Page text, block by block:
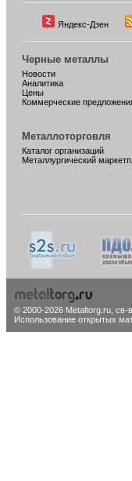
Яндекс-Дзен
Черные металлы
Новости
Аналитика
Цены
Коммерческие
Металлоторговля
Каталог организаций
Металлургический
© 2000-2026 Metaltorg.ru, св-
Использование открытых